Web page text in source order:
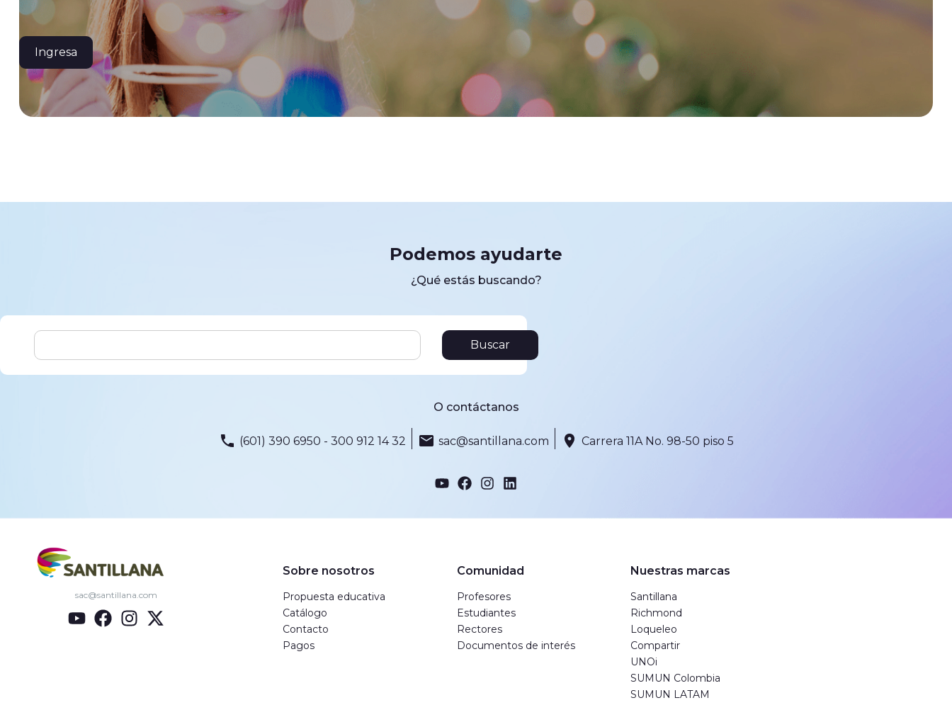
Ingresa
Podemos ayudarte
¿Qué estás buscando?
Buscar
O contáctanos
(601) 390 6950 - 300 912 14 32 sac@santillana.com Carrera 11A No. 98-50 piso 5
sac@santillana.com
Sobre nosotros
Propuesta educativa
Catálogo
Contacto
Pagos
Comunidad
Profesores
Estudiantes
Rectores
Documentos de interés
Nuestras marcas
Santillana
Richmond
Loqueleo
Compartir
UNOi
SUMUN Colombia
SUMUN LATAM